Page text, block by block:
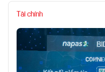
Tài chính